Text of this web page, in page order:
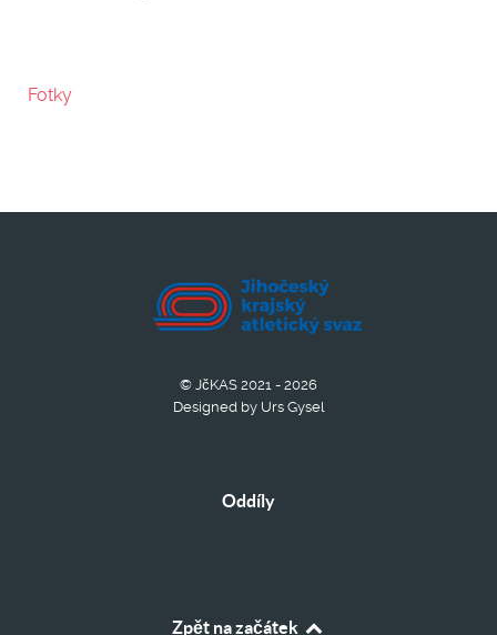
Fotky
© JčKAS 2021 - 2026
Designed by Urs Gysel
Oddíly
Zpět na začátek